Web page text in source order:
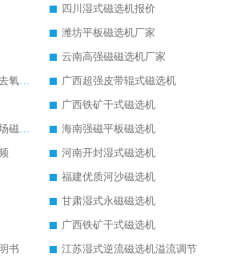
四川湿式磁选机报价
潍坊平板磁选机厂家
云南高强磁磁选机厂家
湖北高强磁磁选机可以去氧化铝
广西超强皮带辊式磁选机
广西铁矿干式磁选机
西宁干式永磁筒式弱磁场磁选机结构图
海南强磁平板磁选机
河南开封湿式磁选机
福建优质河沙磁选机
甘肃湿式永磁磁选机
广西铁矿干式磁选机
书
江苏湿式逆流磁选机溢流调节